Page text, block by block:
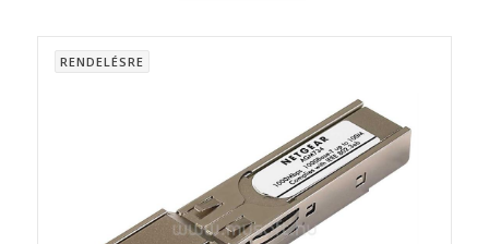
RENDELÉSRE